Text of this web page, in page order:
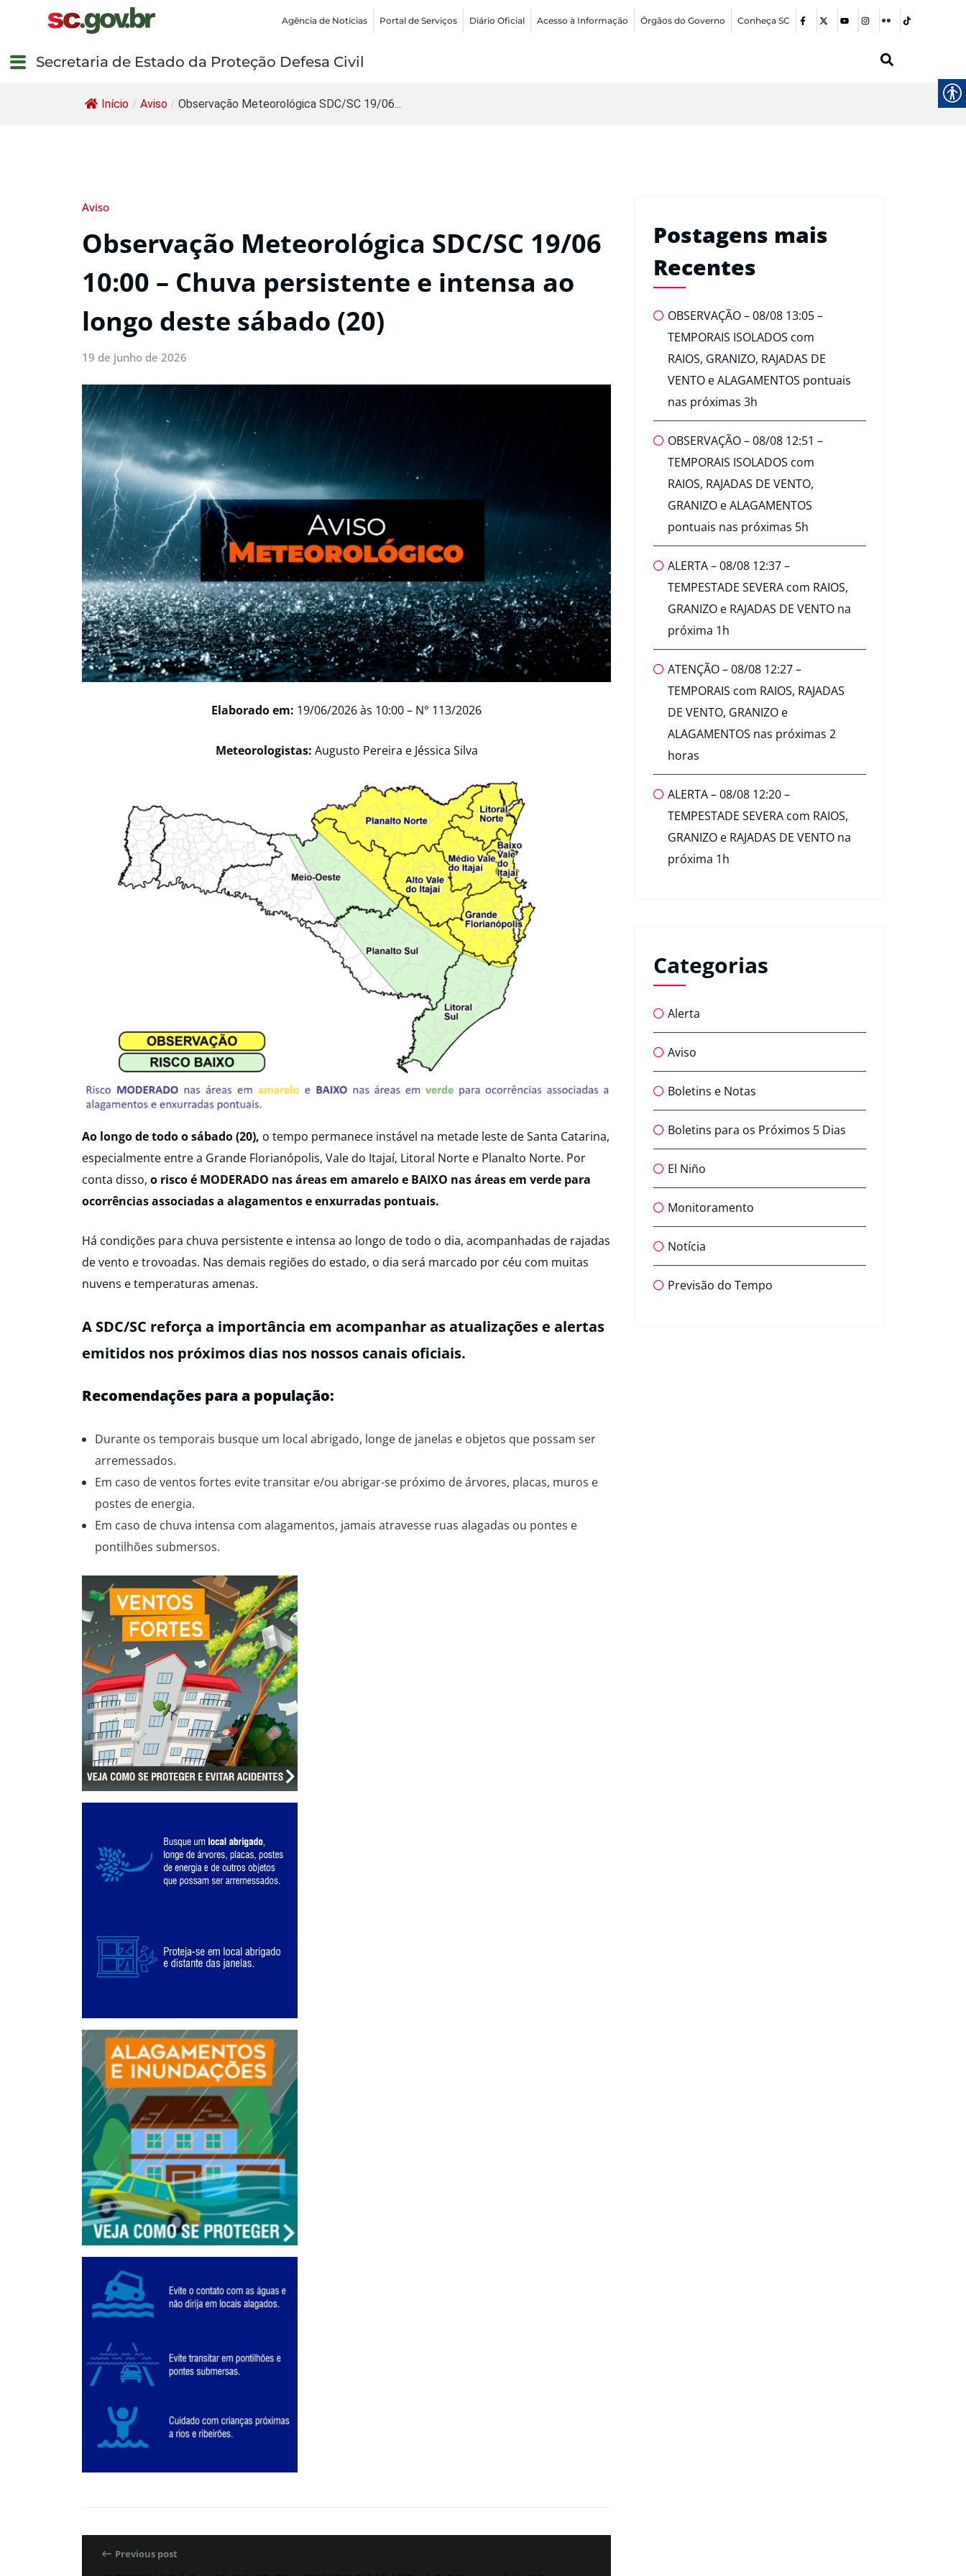
Agência de Notícias Portal de Serviços Diário Oficial Acesso à Informação Órgãos do Governo Conheça SC
Secretaria de Estado da Proteção Defesa Civil
Início / Aviso / Observação Meteorológica SDC/SC 19/06...
Aviso
Observação Meteorológica SDC/SC 19/06
10:00 – Chuva persistente e intensa ao
longo deste sábado (20)
19 de junho de 2026
Elaborado em: 19/06/2026às 10:00 – N° 113/2026
Meteorologistas: Augusto Pereira e Jéssica Silva
Ao longo de todo o sábado (20), o tempo permanece instável na metade leste de Santa Catarina,
especialmente entre a Grande Florianópolis, Vale do Itajaí, Litoral Norte e Planalto Norte. Por
conta disso, o risco é MODERADO nas áreas em amarelo e BAIXO nas áreas em verde para
ocorrências associadas a alagamentos e enxurradas pontuais.
Há condições para chuva persistente e intensa ao longo de todo o dia, acompanhadas de rajadas
de vento e trovoadas. Nas demais regiões do estado, o dia será marcado por céu com muitas
nuvens e temperaturas amenas.
A SDC/SC reforça a importância em acompanhar as atualizações e alertas
emitidos nos próximos dias nos nossos canais oficiais.
Recomendações para a população:
Durante os temporais busque um local abrigado, longe de janelas e objetos que possam ser
arremessados.
Em caso de ventos fortes evite transitar e/ou abrigar-se próximo de árvores, placas, muros e
postes de energia.
Em caso de chuva intensa com alagamentos, jamais atravesse ruas alagadas ou pontes e
pontilhões submersos.
Previous post
Postagens mais
Recentes
OBSERVAÇÃO – 08/08 13:05 –
TEMPORAIS ISOLADOS com
RAIOS, GRANIZO, RAJADAS DE
VENTO e ALAGAMENTOS pontuais
nas próximas 3h
OBSERVAÇÃO – 08/08 12:51 –
TEMPORAIS ISOLADOS com
RAIOS, RAJADAS DE VENTO,
GRANIZO e ALAGAMENTOS
pontuais nas próximas 5h
ALERTA – 08/08 12:37 –
TEMPESTADE SEVERA com RAIOS,
GRANIZO e RAJADAS DE VENTO na
próxima 1h
ATENÇÃO – 08/08 12:27 –
TEMPORAIS com RAIOS, RAJADAS
DE VENTO, GRANIZO e
ALAGAMENTOS nas próximas 2
horas
ALERTA – 08/08 12:20 –
TEMPESTADE SEVERA com RAIOS,
GRANIZO e RAJADAS DE VENTO na
próxima 1h
Categorias
Alerta
Aviso
Boletins e Notas
Boletins para os Próximos 5 Dias
El Niño
Monitoramento
Notícia
Previsão do Tempo